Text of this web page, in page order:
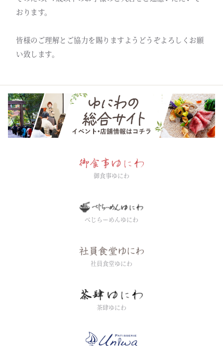
おります。
皆様のご理解とご協力を賜りますようどうぞよろしくお願
い致します。
御食事ゆにわ
べじらーめんゆにわ
社員食堂ゆにわ
茶肆ゆにわ